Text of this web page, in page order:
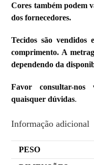
Cores também podem
dos fornecedores.
Tecidos são vendidos
comprimento. A
dependendo da
Favor consultar-
quaisquer dúvidas.
Informação adicional
PESO